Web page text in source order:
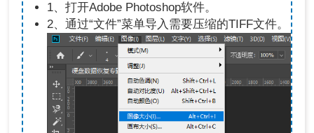
1、打开Adobe Photoshop软件。
2、通过“文件”菜单导入需要压缩的TIFF文件。